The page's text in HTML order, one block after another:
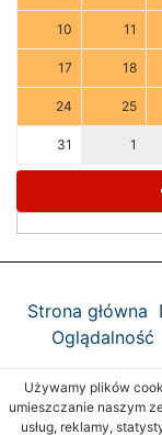
10 11
17 18
24 25
31 1
Strona główna
Oglądalność
Używamy plików
umieszczanie naszym
usług, reklamy,